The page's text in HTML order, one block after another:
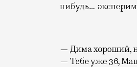
нибудь…
— Дима хороший,
— Тебе уже 36,